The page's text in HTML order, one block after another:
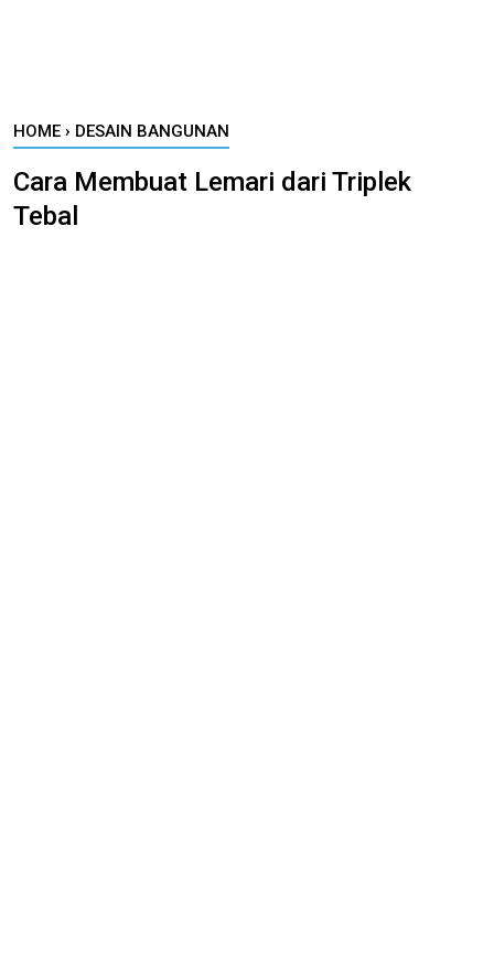
HOME › DESAIN BANGUNAN
Cara Membuat Lemari dari Triplek
Tebal